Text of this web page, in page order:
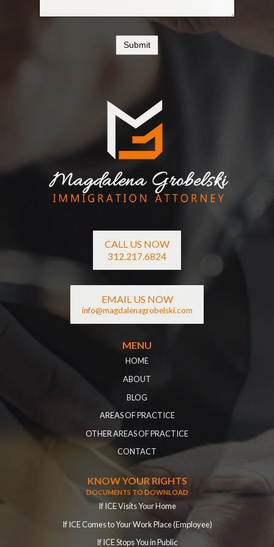
Submit
CALL US NOW
312.217.6824
EMAIL US NOW
info@magdalenagrobelski.com
MENU
HOME
ABOUT
BLOG
AREAS OF PRACTICE
OTHER AREAS OF PRACTICE
CONTACT
KNOW YOUR RIGHTS
DOCUMENTS TO DOWNLOAD
If ICE Visits Your Home
If ICE Comes to Your Work Place (Employee)
If ICE Stops You in Public